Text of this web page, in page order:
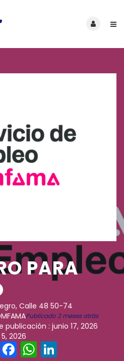
PARA
Calle 48 50-74
Publicado 2 meses atrás
publicación : junio 17, 2026
2026
Facebook